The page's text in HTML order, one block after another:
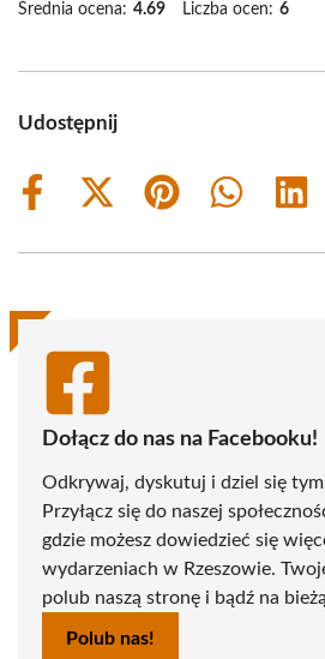
Średnia ocena: 4.69 Liczba ocen: 6
Udostępnij
Share
Share
(Twitter)
Share
Share
Dołącz do nas na Facebooku!
Odkrywaj, dyskutuj i dziel się tym
Przyłącz się do naszej
gdzie możesz dowiedzieć się
wydarzeniach w Rzeszowie.
polub naszą stronę i bądź na
Polub nas!